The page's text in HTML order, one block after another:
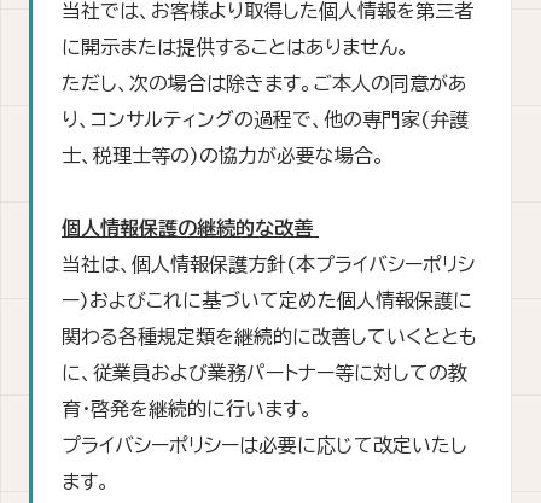
当社では、お客様より取得した個人情報を第三者
に開示または提供することはありません。
ただし、次の場合は除きます。ご本人の同意があ
り、コンサルティングの過程で、他の専門家(弁護
士、税理士等の)の協力が必要な場合。
個人情報保護の継続的な改善
当社は、個人情報保護方針(本プライバシーポリシ
ー)およびこれに基づいて定めた個人情報保護に
関わる各種規定類を継続的に改善していくととも
に、従業員および業務パートナー等に対しての教
育・啓発を継続的に行います。
プライバシーポリシーは必要に応じて改定いたし
ます。